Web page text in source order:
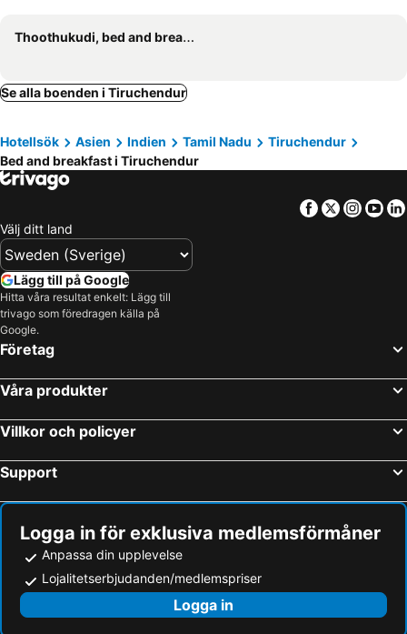
Thoothukudi, bed and breakfasts
Se alla boenden i Tiruchendur
Hotellsök Asien Indien Tamil Nadu
Tiruchendur
Bed and breakfast i Tiruchendur
Facebook
Twitter
Välj ditt land
Lägg till på Google
Hitta våra resultat enkelt: Lägg till
trivago som föredragen källa på
Google.
Företag
Våra produkter
Villkor och policyer
Support
Logga in för exklusiva medlemsförmåner
Anpassa din upplevelse
Lojalitetserbjudanden/medlemspriser
Logga in